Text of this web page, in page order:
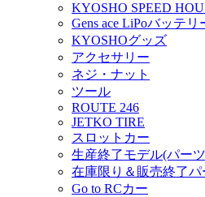
KYOSHO SPEED
Gens ace LiPoバッテリ
KYOSHOグッズ
アクセサリー
ネジ・ナット
ツール
ROUTE 246
JETKO TIRE
スロットカー
生産終了モデル(パー
在庫限り＆販売終了パ
Go to RCカー